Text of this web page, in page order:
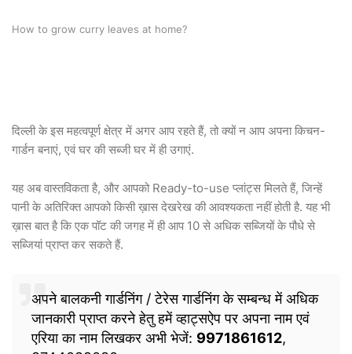
How to grow curry leaves at home?
दिल्ली के इस महत्वपूर्ण क्षेत्र में अगर आप रहते हैं, तो क्यों न आप अपना किचन-
गार्डन बनाएं, एवं घर की सब्जी घर में ही उगाएं.
यह अब वास्तविकता है, और आपको Ready-to-use प्लांट्स मिलते हैं, जिन्हें
पानी के अतिरिक्त आपको किसी ख़ास देखरेख की आवश्यकता नहीं होती है. यह भी
ख़ास बात है कि एक पॉट की जगह में ही आप 10 से अधिक सब्जियों के पौधे से
सब्जियां प्राप्त कर सकते हैं.
अपने बालकनी गार्डनिंग / टेरेस गार्डनिंग के सम्बन्ध में अधिक
जानकारी प्राप्त करने हेतु हमें व्हाट्सऐप पर अपना नाम एवं
एरिया का नाम लिखकर अभी भेजें: 9971861612,